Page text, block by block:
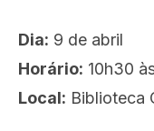
Dia: 9 de abril
Horário: 10h30
Local: Biblioteca